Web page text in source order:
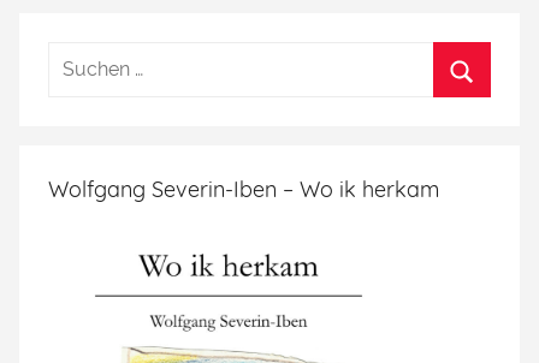
Wolfgang Severin-Iben – Wo ik herkam